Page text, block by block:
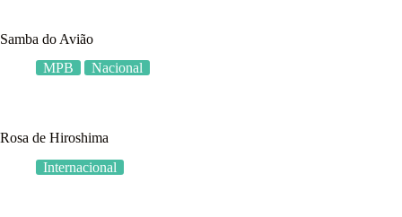
Samba do Avião
MPB
Nacional
Rosa de Hiroshima
Internacional